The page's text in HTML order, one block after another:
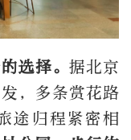
选择。据北京
，多条赏花路
途归程紧密相